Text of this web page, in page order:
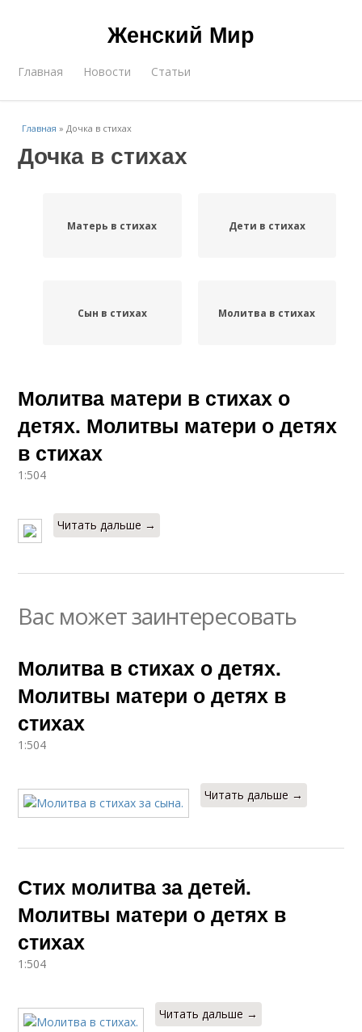
Женский Мир
Главная Новости Статьи
Главная »Дочка в стихах
Дочка в стихах
Матерь в стихах Дети в стихах
Сын в стихах Молитва в стихах
Молитва матери в стихах о
детях. Молитвы матери о детях
в стихах
1:504
Читать дальше →
Вас может заинтересовать
Молитва в стихах о детях.
Молитвы матери о детях в
стихах
1:504
Читать дальше →
Стих молитва за детей.
Молитвы матери о детях в
стихах
1:504
Читать дальше →